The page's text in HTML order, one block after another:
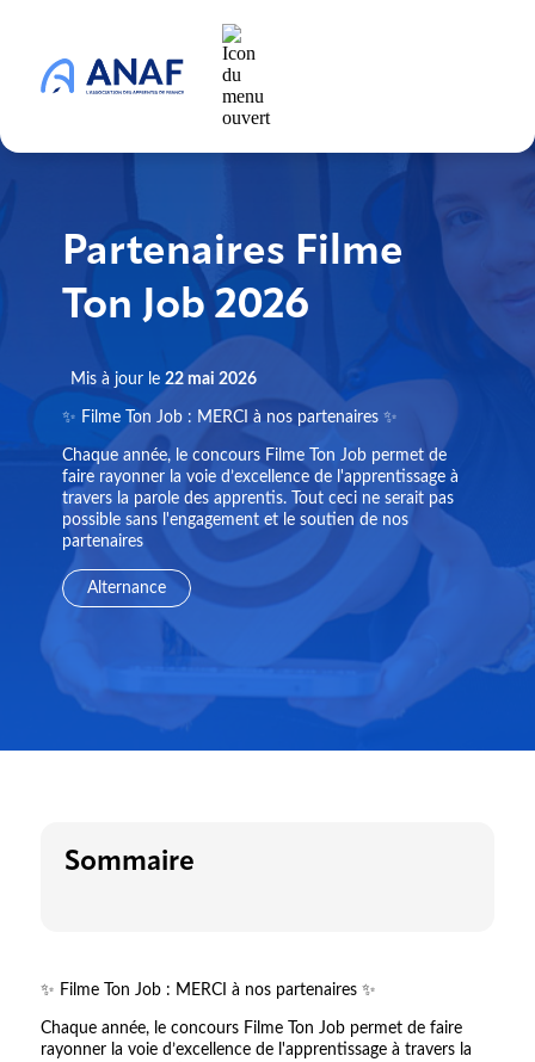
Partenaires Filme
Ton Job 2026
Mis à jour le 22 mai 2026
✨ Filme Ton Job : MERCI à nos partenaires ✨
Chaque année, le concours Filme Ton Job permet de
faire rayonner la voie d’excellence de l'apprentissage à
travers la parole des apprentis. Tout ceci ne serait pas
possible sans l'engagement et le soutien de nos
partenaires
Alternance
Sommaire
✨ Filme Ton Job : MERCI à nos partenaires ✨
Chaque année, le concours Filme Ton Job permet de faire
rayonner la voie d’excellence de l'apprentissage à travers la